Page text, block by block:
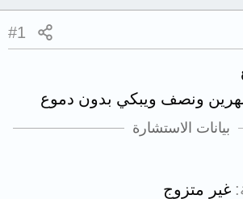
#1
ونصف ويبكي بدون دموع
بيانات الاستشارة
غير متزوج